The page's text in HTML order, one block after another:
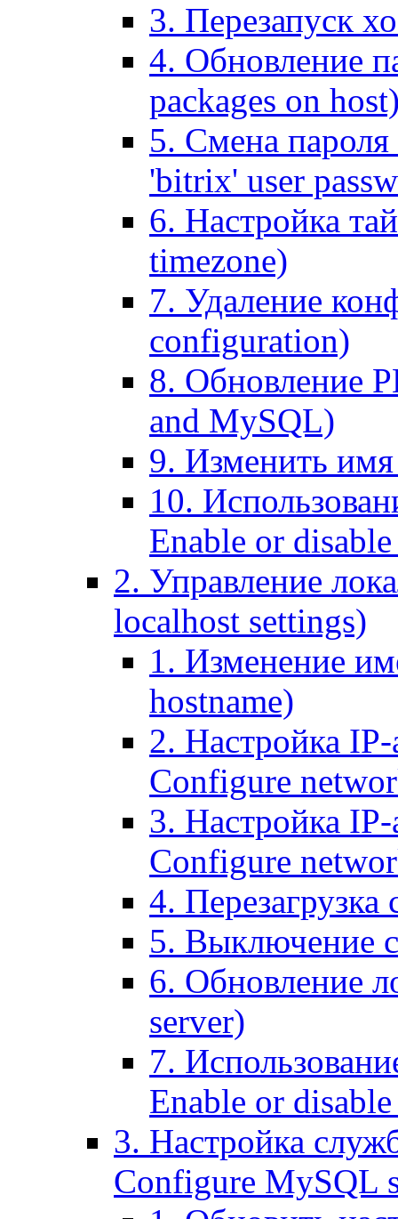
3. Перезапуск
4. Обновление
packages on
5. Смена пароля
'bitrix' user
6. Настройка
timezone)
7. Удаление
configuration)
8. Обновление
and MySQL)
9. Изменить имя
10.
Enable or
2. Управление
localhost settings)
1. Изменение
hostname)
2. Настройка IP-
Configure
3. Настройка
Configure
4. Перезагрузка
5. Выключение
6. Обновление
server)
7.
Enable or
3. Настройка
Configure MySQL